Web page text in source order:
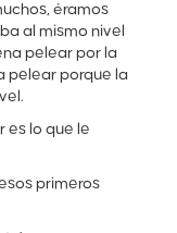
éramos
al mismo nivel
pelear por la
pelear porque la
es lo que le
primeros